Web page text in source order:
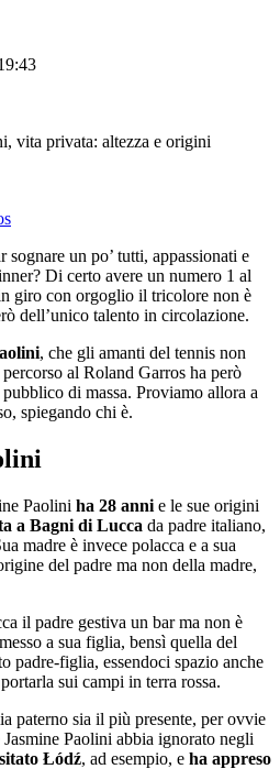
un po’ tutti, appassionati e
Di certo avere un numero 1 al
giro con orgoglio il tricolore non è
dell’unico talento in circolazione.
, che gli amanti del tennis non
al Roland Garros ha però
di massa. Proviamo allora a
spiegando chi è.
Paolini ha 28 anni e le sue origini
a Bagni di Lucca da padre italiano,
madre è invece polacca e a sua
del padre ma non della madre,
il padre gestiva un bar ma non è
a sua figlia, bensì quella del
padre-figlia, essendoci spazio anche
sui campi in terra rossa.
paterno sia il più presente, per ovvie
Paolini abbia ignorato negli
Łódź, ad esempio, e ha appreso